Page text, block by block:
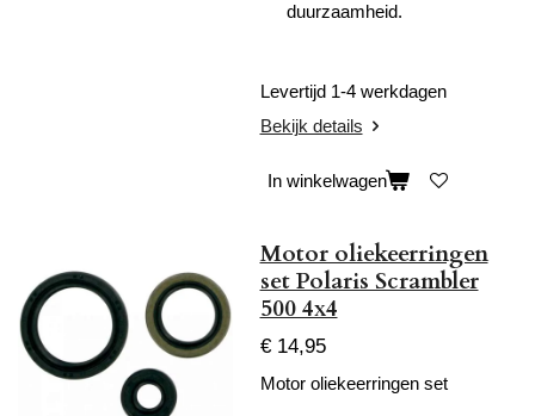
duurzaamheid.
Levertijd 1-4 werkdagen
Bekijk details
In winkelwagen
Motor oliekeerringen
set Polaris Scrambler
500 4x4
€ 14,95
Motor oliekeerringen set